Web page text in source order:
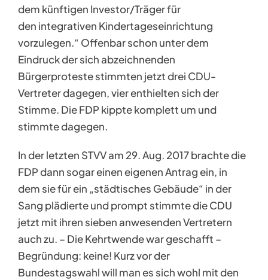
dem künftigen Investor/Träger für
den integrativen Kindertageseinrichtung
vorzulegen.“ Offenbar schon unter dem
Eindruck der sich abzeichnenden
Bürgerproteste stimmten jetzt drei CDU-
Vertreter dagegen, vier enthielten sich der
Stimme. Die FDP kippte komplett um und
stimmte dagegen.
In der letzten STVV am 29. Aug. 2017 brachte die
FDP dann sogar einen eigenen Antrag ein, in
dem sie für ein „städtisches Gebäude“ in der
Sang plädierte und prompt stimmte die CDU
jetzt mit ihren sieben anwesenden Vertretern
auch zu. – Die Kehrtwende war geschafft –
Begründung: keine! Kurz vor der
Bundestagswahl will man es sich wohl mit den